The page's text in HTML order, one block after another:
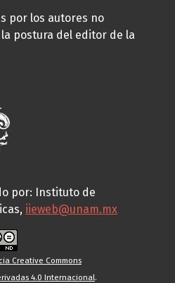
por los autores no
postura del editor de la
por: Instituto de
iieweb@unam.mx
Creative Commons
4.0 Internacional.